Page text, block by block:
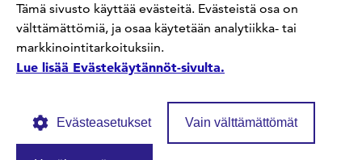
Kommentoi tekeillä olevia standardeja
Tämä sivusto käyttää evästeitä. Evästeistä osa on
välttämättömiä, ja osaa käytetään analytiikka- tai
markkinointitarkoituksiin.
Lue lisää Evästekäytännöt-sivulta.
Evästeasetukset Vain välttämättömät